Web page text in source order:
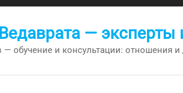
— эксперты
обучение и консультации: отношения